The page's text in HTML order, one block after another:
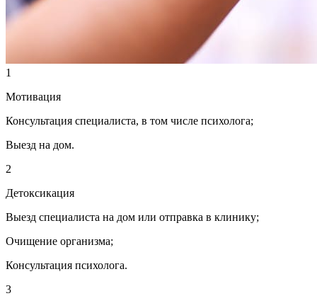
1
Мотивация
Консультация специалиста, в том числе психолога;
Выезд на дом.
2
Детоксикация
Выезд специалиста на дом или отправка в клинику;
Очищение организма;
Консультация психолога.
3